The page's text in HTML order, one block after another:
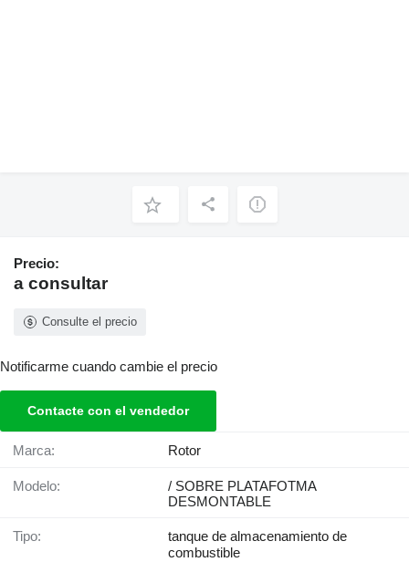
Precio:
a consultar
Consulte el precio
Notificarme cuando cambie el precio
Contacte con el vendedor
Marca: Rotor
Modelo:
/ SOBRE PLATAFOTMA
DESMONTABLE
Tipo:
tanque de almacenamiento de
combustible